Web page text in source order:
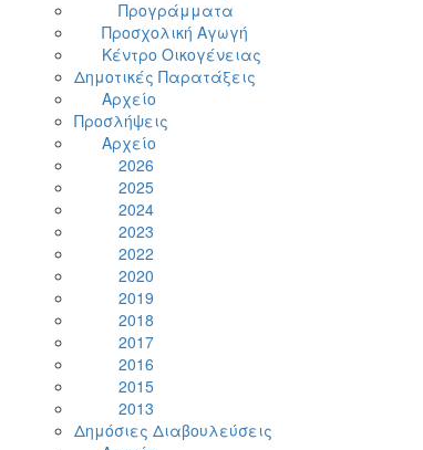
Προγράμματα
Προσχολική Αγωγή
Κέντρο Οικογένειας
Δημοτικές Παρατάξεις
Αρχείο
Προσλήψεις
Αρχείο
2026
2025
2024
2023
2022
2020
2019
2018
2017
2016
2015
2013
Δημόσιες Διαβουλεύσεις